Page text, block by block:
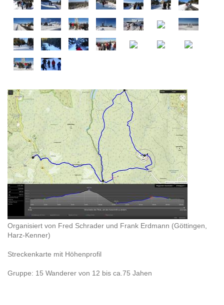
Organisiert von Fred Schrader und Frank Erdmann (Göttingen,
Harz-Kenner)
Streckenkarte mit Höhenprofil
Gruppe: 15 Wanderer von 12 bis ca.75 Jahen